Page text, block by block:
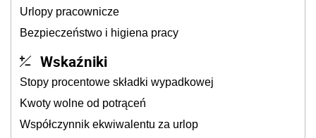
Urlopy pracownicze
Bezpieczeństwo i higiena pracy
Wskaźniki
Stopy procentowe składki wypadkowej
Kwoty wolne od potrąceń
Współczynnik ekwiwalentu za urlop